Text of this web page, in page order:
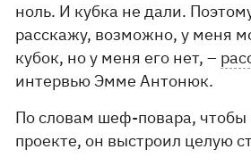
ноль. И кубка не дали.
расскажу, возможно, у меня
кубок, но у меня его нет, –
интервью Эмме Антонюк.
По словам шеф-повара, чтобы
проекте, он выстроил целую